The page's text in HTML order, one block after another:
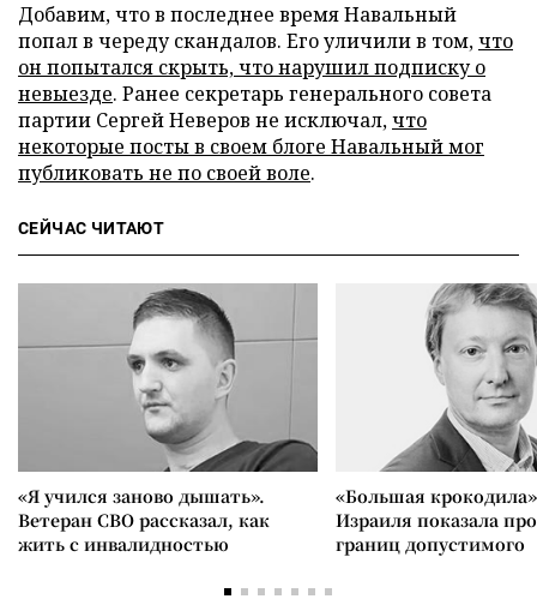
Добавим, что в последнее время Навальный
попал в череду скандалов. Его уличили в том,что
он попытался скрыть, что нарушил подписку о
невыезде. Ранее секретарь генерального совета
партии Сергей Неверов не исключал,что
некоторые посты в своем блоге Навальный мог
публиковать не по своей воле.
СЕЙЧАС ЧИТАЮТ
«Я учился заново дышать».
Ветеран СВО рассказал, как
жить с инвалидностью
«Большая
Израиля показала
границ допустимого